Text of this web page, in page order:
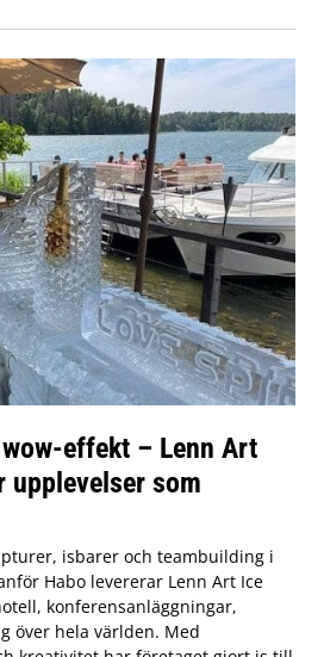
effekt – Lenn Art
upplevelser som
isbarer och teambuilding i
Habo levererar Lenn Art Ice
konferensanläggningar,
över hela världen. Med